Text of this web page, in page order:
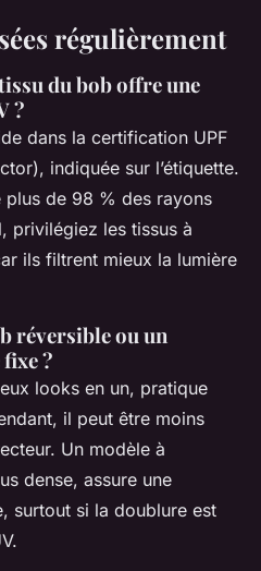
régulièrement
du bob offre une
?
dans la certification UPF
indiquée sur l’étiquette.
plus de 98 % des rayons
privilégiez les tissus à
ils filtrent mieux la lumière
réversible ou un
?
looks en un, pratique
il peut être moins
Un modèle à
dense, assure une
surtout si la doublure est